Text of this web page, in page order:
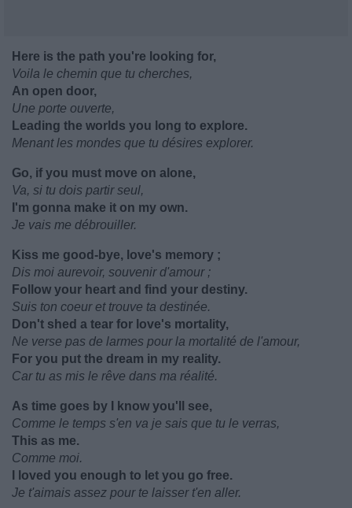
Here is the path you're looking for,
Voila le chemin que tu cherches,
An open door,
Une porte ouverte,
Leading the worlds you long to explore.
Menant les mondes que tu désires explorer.
Go, if you must move on alone,
Va, si tu dois partir seul,
I'm gonna make it on my own.
Je vais me débrouiller.
Kiss me good-bye, love's memory ;
Dis moi aurevoir, souvenir d'amour ;
Follow your heart and find your destiny.
Suis ton coeur et trouve ta destinée.
Don't shed a tear for love's mortality,
Ne verse pas de larmes pour la mortalité de l'amour,
For you put the dream in my reality.
Car tu as mis le rêve dans ma réalité.
As time goes by I know you'll see,
Comme le temps s'en va je sais que tu le verras,
This as me.
Comme moi.
I loved you enough to let you go free.
Je t'aimais assez pour te laisser t'en aller.